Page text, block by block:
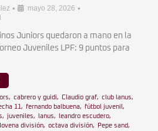
• mayo 28, 2026 •
Juniors quedaron a mano en la
Juveniles LPF: 9 puntos para
, cabrero y guidi, Claudio graf, club lanus,
11 , fernando balbuena, fútbol juvenil ,
, juveniles, lanus, leandro escudero,
división, octava división, Pepe sand,